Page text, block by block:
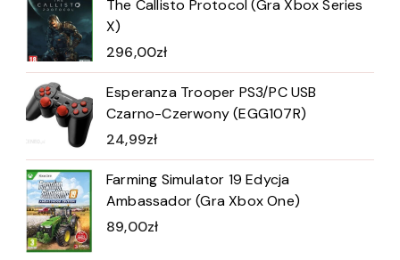
The Callisto Protocol (Gra Xbox Series
X)
296,00zł
Esperanza Trooper PS3/PC USB
Czarno-Czerwony (EGG107R)
24,99zł
Farming Simulator 19 Edycja
Ambassador (Gra Xbox One)
89,00zł